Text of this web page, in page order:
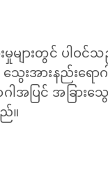
ျားတွင် ပါဝင်သ
ေးအားနည်းရော
ြင် အခြားသွေး‌
။